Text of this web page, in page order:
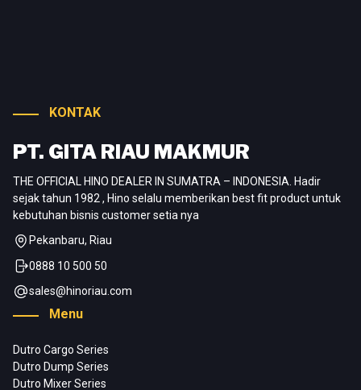
KONTAK
PT. GITA RIAU MAKMUR
THE OFFICIAL HINO DEALER IN SUMATRA – INDONESIA. Hadir
sejak tahun 1982 , Hino selalu memberikan best fit product untuk
kebutuhan bisnis customer setia nya
Pekanbaru, Riau
0888 10 500 50
sales@hinoriau.com
Menu
Dutro Cargo Series
Dutro Dump Series
Dutro Mixer Series